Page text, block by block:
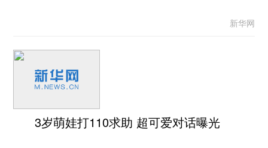
新华网
3岁萌娃打110求助 超可爱对话曝光